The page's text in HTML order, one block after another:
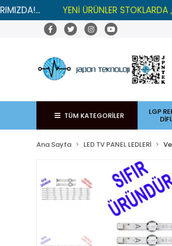
YENİ ÜRÜNLER STOKLARDA , LGP
TÜM KATEGORİLER LGP
Ana Sayfa LED TV PANEL LEDLERİ